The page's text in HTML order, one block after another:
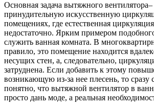
Основная задача вытяжного вентилятора–
принудительную искусственную
помещениях, где естественная
недостаточно. Ярким примером
служить ванная комната. В
правило, это помещение находится
несущих стен, а, следовательно,
затруднена. Если добавить к этому
возникающую из-за нее плесень, то сразу
понятно, что вытяжной вентилятор в
просто дань моде, а реальная